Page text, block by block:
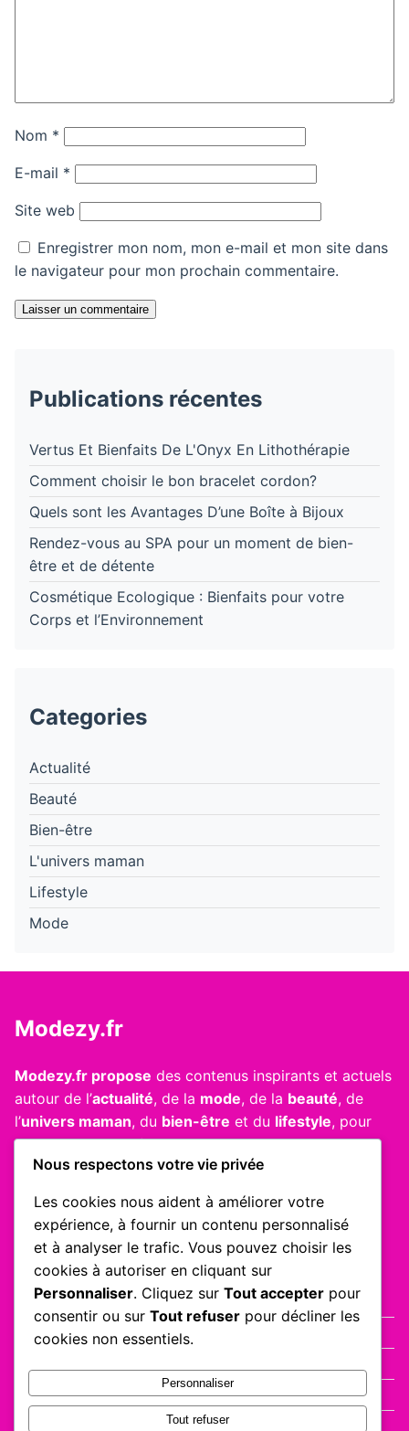
Nom *
E-mail *
Site web
Enregistrer mon nom, mon e-mail et mon site dans
le navigateur pour mon prochain commentaire.
Laisser un commentaire
Publications récentes
Vertus Et Bienfaits De L'Onyx En Lithothérapie
Comment choisir le bon bracelet cordon?
Quels sont les Avantages D’une Boîte à Bijoux
Rendez-vous au SPA pour un moment de bien-
être et de détente
Cosmétique Ecologique : Bienfaits pour votre
Corps et l’Environnement
Categories
Actualité
Beauté
Bien-être
L'univers maman
Lifestyle
Mode
Modezy.fr
Modezy.fr propose des contenus inspirants et actuels
autour de l’actualité, de la mode, de la beauté, de
l’univers maman, du bien-être et du lifestyle, pour
accompagner les femmes au quotidien avec style et
douceur.
Informations utiles
Politique de confidentialité
Conditions générales d’utilisation
Nos auteurs
Nous contacter
Nous respectons votre vie privée
Les cookies nous aident à améliorer votre
expérience, à fournir un contenu personnalisé
et à analyser le trafic. Vous pouvez choisir les
cookies à autoriser en cliquant sur
Personnaliser. Cliquez sur Tout accepter pour
consentir ou sur Tout refuser pour décliner les
cookies non essentiels.
Personnaliser
Tout refuser